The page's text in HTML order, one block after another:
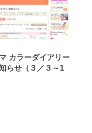
カラーダイアリー
らせ（３／３～1